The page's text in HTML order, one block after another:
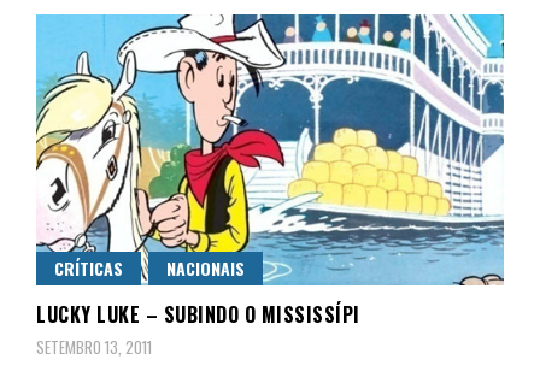
CRÍTICAS NACIONAIS
LUCKY LUKE – SUBINDO O MISSISSÍPI
SETEMBRO 13, 2011